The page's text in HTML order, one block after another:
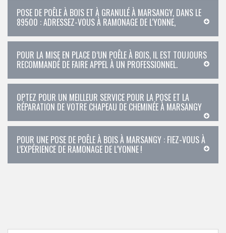
POSE DE POÊLE À BOIS ET À GRANULÉ À MARSANGY, DANS LE
89500 : ADRESSEZ-VOUS À RAMONAGE DE L'YONNE,
POUR LA MISE EN PLACE D’UN POÊLE À BOIS, IL EST TOUJOURS
RECOMMANDÉ DE FAIRE APPEL À UN PROFESSIONNEL.
OPTEZ POUR UN MEILLEUR SERVICE POUR LA POSE ET LA
RÉPARATION DE VOTRE CHAPEAU DE CHEMINÉE À MARSANGY
POUR UNE POSE DE POÊLE À BOIS À MARSANGY : FIEZ-VOUS À
L’EXPÉRIENCE DE RAMONAGE DE L'YONNE !